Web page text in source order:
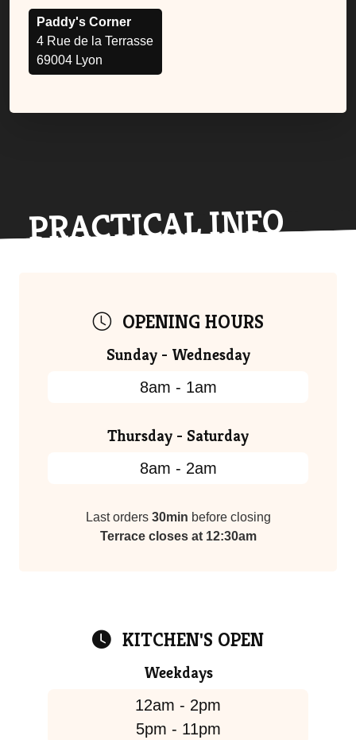
Paddy's Corner
4 Rue de la Terrasse
69004 Lyon
PRACTICAL INFO
OPENING HOURS
Sunday - Wednesday
8am - 1am
Thursday - Saturday
8am - 2am
Last orders 30min before closing
Terrace closes at 12:30am
KITCHEN'S OPEN
Weekdays
12am - 2pm
5pm - 11pm